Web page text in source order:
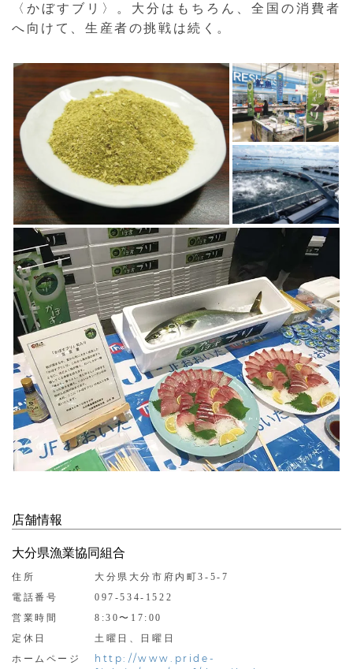
〈かぼすブリ〉。大分はもちろん、全国の消費者
へ向けて、生産者の挑戦は続く。
店舗情報
大分県漁業協同組合
住所
大分県大分市府内町3-5-7
電話番号
097-534-1522
営業時間
8:30〜17:00
定休日
土曜日、日曜日
ホームページ
http://www.pride-